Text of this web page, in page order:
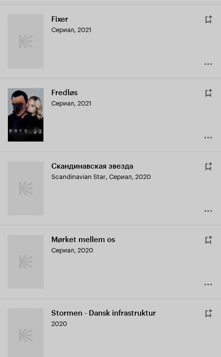
Fixer
Сериал, 2021
Fredløs
Сериал, 2021
Скандинавская звезда
Scandinavian Star, Сериал, 2020
Mørket mellem os
Сериал, 2020
Stormen - Dansk infrastruktur
2020